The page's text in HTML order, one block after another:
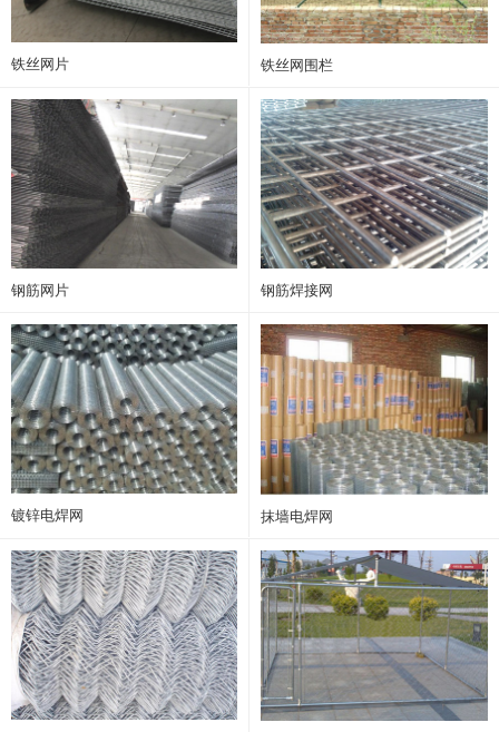
铁丝网片 铁丝网围栏
钢筋网片 钢筋焊接网
镀锌电焊网 抹墙电焊网